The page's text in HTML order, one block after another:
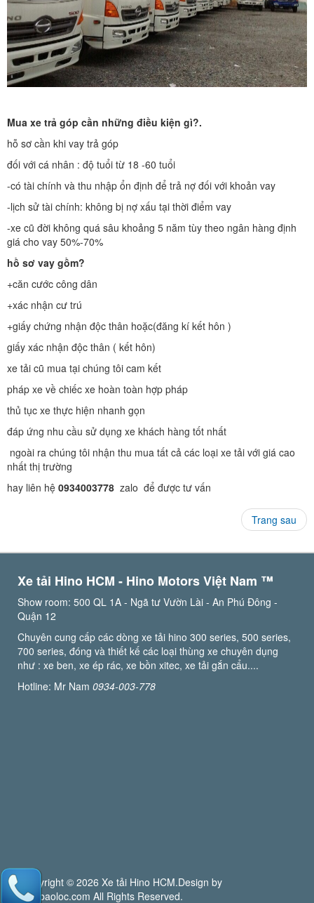
Mua xe trả góp cần những điều kiện gì?.
hỗ sơ cần khi vay trả góp
đối với cá nhân : độ tuổi từ 18 -60 tuổi
-có tài chính và thu nhập ổn định để trả nợ đối với khoản vay
-lịch sử tài chính: không bị nợ xấu tại thời điểm vay
-xe cũ đời không quá sâu khoảng 5 năm tùy theo ngân hàng định
giá cho vay 50%-70%
hồ sơ vay gồm?
+căn cước công dân
+xác nhận cư trú
+giấy chứng nhận độc thân hoặc(đăng kí kết hôn )
giấy xác nhận độc thân ( kết hôn)
xe tải cũ mua tại chúng tôi cam kết
pháp xe về chiếc xe hoàn toàn hợp pháp
thủ tục xe thực hiện nhanh gọn
đáp ứng nhu cầu sử dụng xe khách hàng tốt nhất
ngoài ra chúng tôi nhận thu mua tất cả các loại xe tải với giá cao
nhất thị trường
hay liên hệ 0934003778 zalo để được tư vấn
Trang sau
Xe tải Hino HCM - Hino Motors Việt Nam ™️
Show room: 500 QL 1A - Ngã tư Vườn Lài - An Phú Đông -
Quận 12
Chuyên cung cấp các dòng xe tải hino 300 series, 500 series,
700 series, đóng và thiết kế các loại thùng xe chuyên dụng
như : xe ben, xe ép rác, xe bồn xitec, xe tải gắn cẩu....
Hotline: Mr Nam 0934-003-778
Copyright © 2026 Xe tải Hino HCM.Design by
webbaoloc.com All Rights Reserved.